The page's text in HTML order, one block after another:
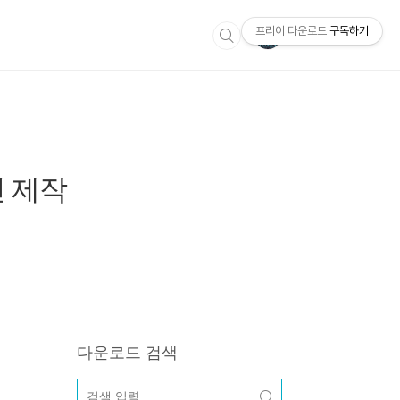
제작
다운로드 검색
프리이 다운로드 구독하기